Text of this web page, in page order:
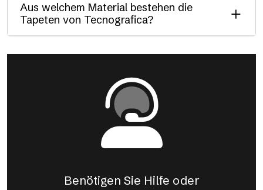
Aus welchem Material bestehen die
Tapeten von Tecnografica?
Benötigen Sie Hilfe oder